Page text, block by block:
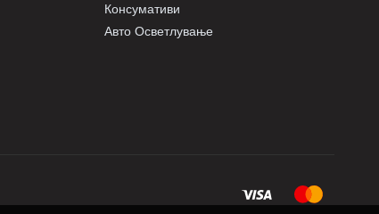
Консумативи
Авто Осветлување